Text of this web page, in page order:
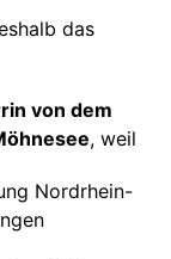
das
von dem
, weil
Nordrhein-